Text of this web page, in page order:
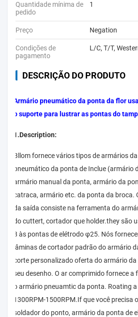
Quantidade mínima de
pedido
1
Preço Negation
Condições de
pagamento
L/C, T/T,
DESCRIÇÃO DO PRODUTO
Armário pneumático da ponta da flor
o suporte para lustrar as pontas do
1.Description:
Bllom fornece vários tipos de armários
pneumático da ponta de Inclue (armário
armário manual da ponta, armário da
catraca, armário etc. da ponta da broca.
da saída consiste na ferramenta do
do cuttert, cortador que holder.they são
8 às pontas de elétrodo φ25. Nós
lâminas de cortador padrão do armário
corte personalizado oferta do armário
seu desenho. O ar comprimido fornece a
o armário pneuamtic da ponta. Roating
1300RPM-1500RPM.If que você precisa
soldador do ponto, armário da ponta de